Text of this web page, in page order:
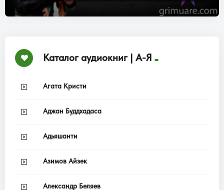
Каталог аудиокниг | А-Я
Агата Кристи
Аджан Буддхадаса
Адьяшанти
Азимов Айзек
Александр Беляев